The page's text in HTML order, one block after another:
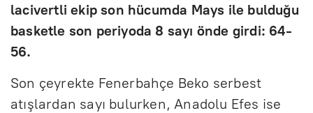
lacivertli ekip son hücumda Mays ile bulduğu
basketle son periyoda 8 sayı önde girdi: 64-
56.
Son çeyrekte Fenerbahçe Beko serbest
atışlardan sayı bulurken, Anadolu Efes ise